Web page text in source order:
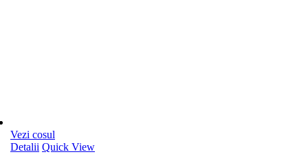
Vezi cosul
Detalii Quick View